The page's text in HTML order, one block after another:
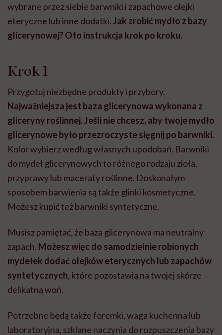
wybrane przez siebie barwniki i zapachowe olejki
eteryczne lub inne dodatki.Jak zrobić mydło z bazy
glicerynowej? Oto instrukcja krok po kroku.
Krok 1
Przygotuj niezbędne produkty i przybory.
Najważniejsza jest baza glicerynowa wykonana z
gliceryny roślinnej. Jeśli nie chcesz, aby twoje mydło
glicerynowe było przezroczyste sięgnij po barwniki.
Kolor wybierz według własnych upodobań. Barwniki
do mydeł glicerynowych to różnego rodzaju zioła,
przyprawy lub maceraty roślinne. Doskonałym
sposobem barwienia są także glinki kosmetyczne.
Możesz kupić też barwniki syntetyczne.
Musisz pamiętać, że baza glicerynowa ma neutralny
zapach. Możesz więc do samodzielnie robionych
mydełek dodać olejków eterycznych lub zapachów
syntetycznych, które pozostawią na twojej skórze
delikatną woń.
Potrzebne będą także foremki, waga kuchenna lub
laboratoryjna, szklane naczynia do rozpuszczenia bazy